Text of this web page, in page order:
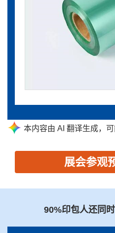
本内容由 AI 翻译生成，可
展会参观
90%印包人还同